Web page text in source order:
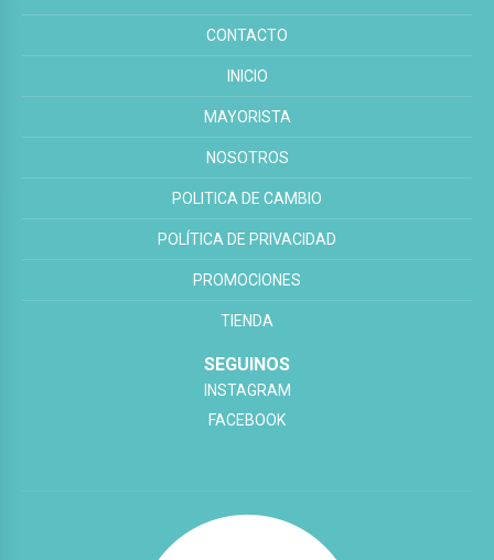
CONTACTO
INICIO
MAYORISTA
NOSOTROS
POLITICA DE CAMBIO
POLÍTICA DE PRIVACIDAD
PROMOCIONES
TIENDA
SEGUINOS
INSTAGRAM
FACEBOOK